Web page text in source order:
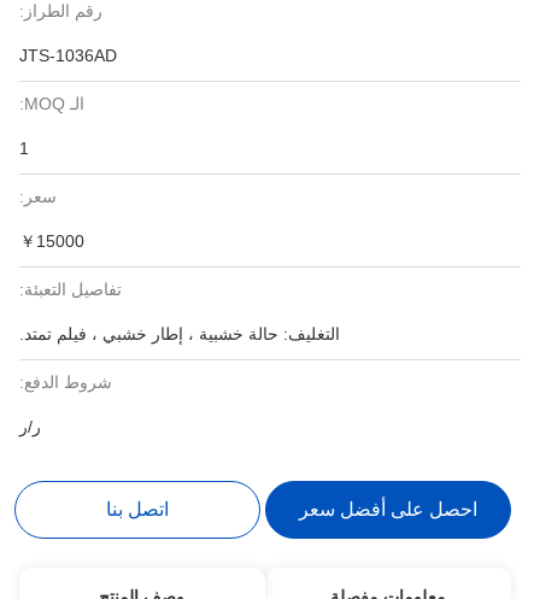
رقم الطراز:
JTS-1036AD
الـ MOQ:
1
سعر:
￥15000
تفاصيل التعبئة:
التغليف: حالة خشبية ، إطار خشبي ، فيلم تمتد.
شروط الدفع:
ر/ر
احصل على أفضل سعر اتصل بنا